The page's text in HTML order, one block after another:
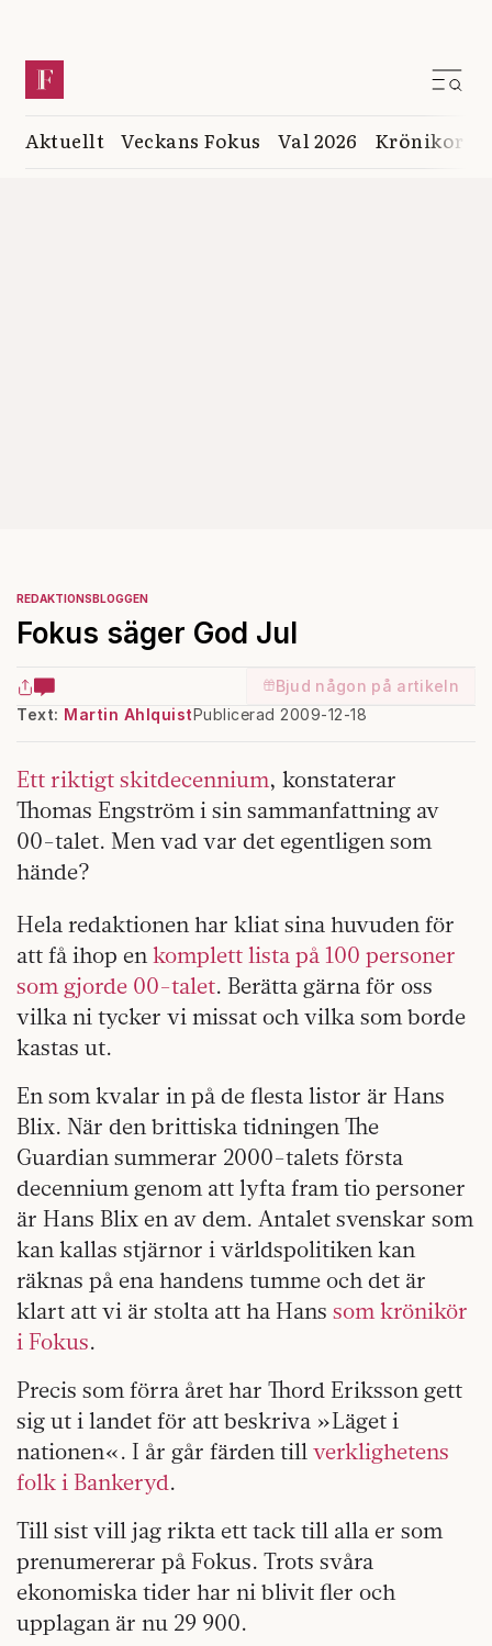
Aktuellt Veckans Fokus Val 2026 Krönikor
REDAKTIONSBLOGGEN
Fokus säger God Jul
Bjud någon på artikeln
Text: Martin AhlquistPublicerad 2009-12-18
Ett riktigt skitdecennium, konstaterar
Thomas Engström i sin sammanfattning av
00-talet. Men vad var det egentligen som
hände?
Hela redaktionen har kliat sina huvuden för
att få ihop enkomplett lista på 100 personer
som gjorde 00-talet. Berätta gärna för oss
vilka ni tycker vi missat och vilka som borde
kastas ut.
En som kvalar in på de flesta listor är Hans
Blix. När den brittiska tidningen The
Guardian summerar 2000-talets första
decennium genom att lyfta fram tio personer
är Hans Blix en av dem. Antalet svenskar som
kan kallas stjärnor i världspolitiken kan
räknas på ena handens tumme och det är
klart att vi är stolta att ha Hans som krönikör
i Fokus.
Precis som förra året har Thord ­Eriksson gett
sig ut i landet för att beskriva »Läget i
nationen«. I år går färden till verklighetens
folk i Bankeryd.
Till sist vill jag rikta ett tack till alla er som
prenumererar på Fokus. Trots svåra
ekonomiska tider har ni blivit fler och
upplagan är nu 29 900.